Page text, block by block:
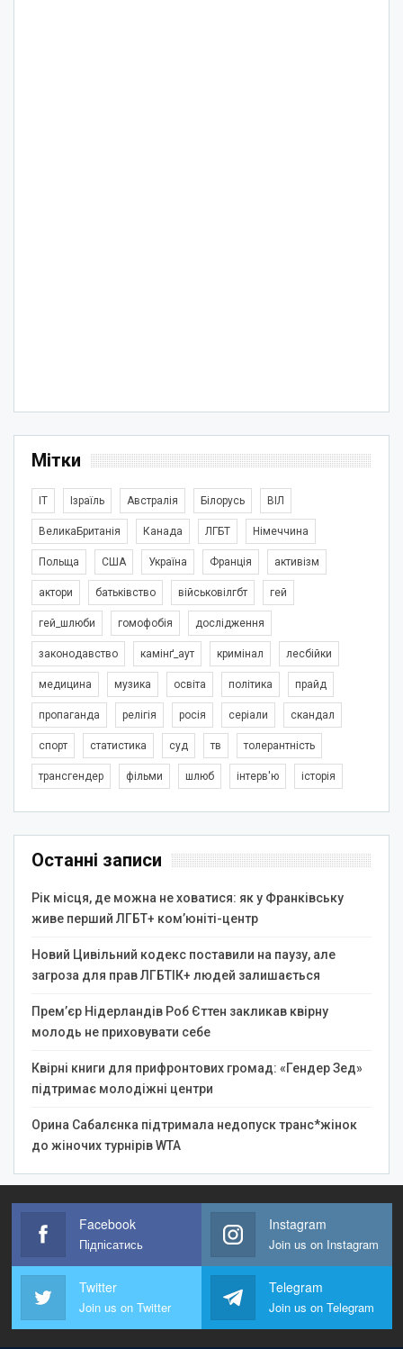
Мітки
IT Ізраїль Австралія Білорусь ВІЛ
ВеликаБританія Канада ЛГБТ Німеччина
Польща США Україна Франція активізм
актори батьківство військовілгбт гей
гей_шлюби гомофобія дослідження
законодавство камінґ_аут кримінал лесбійки
медицина музика освіта політика прайд
пропаганда релігія росія серіали скандал
спорт статистика суд тв толерантність
трансгендер фільми шлюб інтерв'ю історія
Останні записи
Рік місця, де можна не ховатися: як у Франківську
живе перший ЛГБТ+ ком’юніті-центр
Новий Цивільний кодекс поставили на паузу, але
загроза для прав ЛГБТІК+ людей залишається
Прем’єр Нідерландів Роб Єттен закликав квірну
молодь не приховувати себе
Квірні книги для прифронтових громад: «Гендер Зед»
підтримає молодіжні центри
Орина Сабалєнка підтримала недопуск транс*жінок
до жіночих турнірів WTA
Facebook
Підпісатись
Instagram
Join us on Instagram
Twitter
Join us on Twitter
Telegram
Join us on Telegram